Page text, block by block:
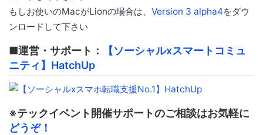
もしお使いのMacがLionの場合は、 Version 3 alpha4をダウ
ンロードして下さい
■運営・サポート：
【ソーシャルxスマートコミュ
ニティ】HatchUp
※テックイベント開催サポートのご相談はお気軽に
どうぞ！